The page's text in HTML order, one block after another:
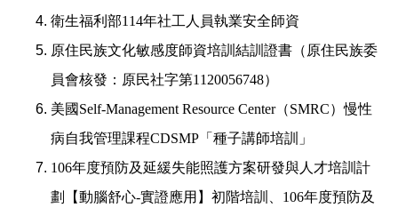
衛生福利部114年社工人員執業安全師資
原住民族文化敏感度師資培訓結訓證書（原住民族委
員會核發：原民社字第1120056748）
美國Self-Management Resource Center（SMRC）慢性
病自我管理課程CDSMP 「種子講師培訓」
106年度預防及延緩失能照護方案研發與人才培訓計
劃【動腦舒心-實證應用】初階培訓、 106年度預防及